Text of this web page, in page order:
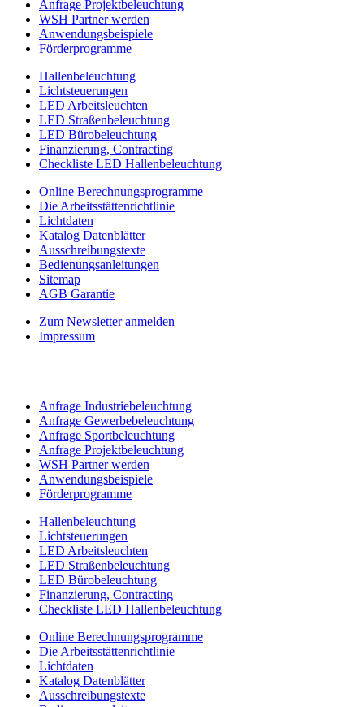
Serie
Anfrage Projektbeleuchtung
WSH Partner werden
Anwendungsbeispiele
Förderprogramme
Hallenbeleuchtung
Lichtsteuerungen
LED Arbeitsleuchten
LED Straßenbeleuchtung
LED Bürobeleuchtung
Finanzierung, Contracting
Checkliste LED Hallenbeleuchtung
Online Berechnungsprogramme
Die Arbeitsstättenrichtlinie
Lichtdaten
Katalog Datenblätter
Ausschreibungstexte
Bedienungsanleitungen
Sitemap
AGB Garantie
Zum Newsletter anmelden
Impressum
Anfrage Industriebeleuchtung
Anfrage Gewerbebeleuchtung
Anfrage Sportbeleuchtung
Anfrage Projektbeleuchtung
WSH Partner werden
Anwendungsbeispiele
Förderprogramme
Hallenbeleuchtung
Lichtsteuerungen
LED Arbeitsleuchten
LED Straßenbeleuchtung
LED Bürobeleuchtung
Finanzierung, Contracting
Checkliste LED Hallenbeleuchtung
Online Berechnungsprogramme
Die Arbeitsstättenrichtlinie
Lichtdaten
Katalog Datenblätter
Ausschreibungstexte